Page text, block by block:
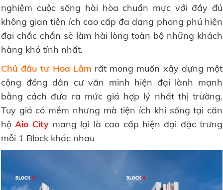
nghiệm cuộc sống hài hòa chuẩn mực với đầy đủ
không gian tiện ích cao cấp đa dạng phong phú hiện
đại chắc chắn sẽ làm hài lòng toàn bộ những khách
hàng khó tính nhất.
Chủ đầu tư Hoa Lâm rất mong muốn xây dựng một
cộng đồng dân cư văn minh hiện đại lành mạnh
bằng cách đưa ra mức giá hợp lý nhất thị trường.
Tuy giá có mềm nhưng mà tiện ích khi sống tại căn
hộAio Citymang lại là cao cấp hiện đại đặc trưng
mỗi 1 Block khác nhau